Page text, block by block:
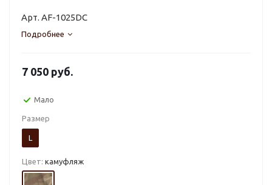
Арт. AF-1025DC
Подробнее
7 050 руб.
Мало
Размер
L
Цвет: камуфляж